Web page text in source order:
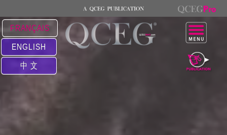
FRANÇAIS
ENGLISH
中 文